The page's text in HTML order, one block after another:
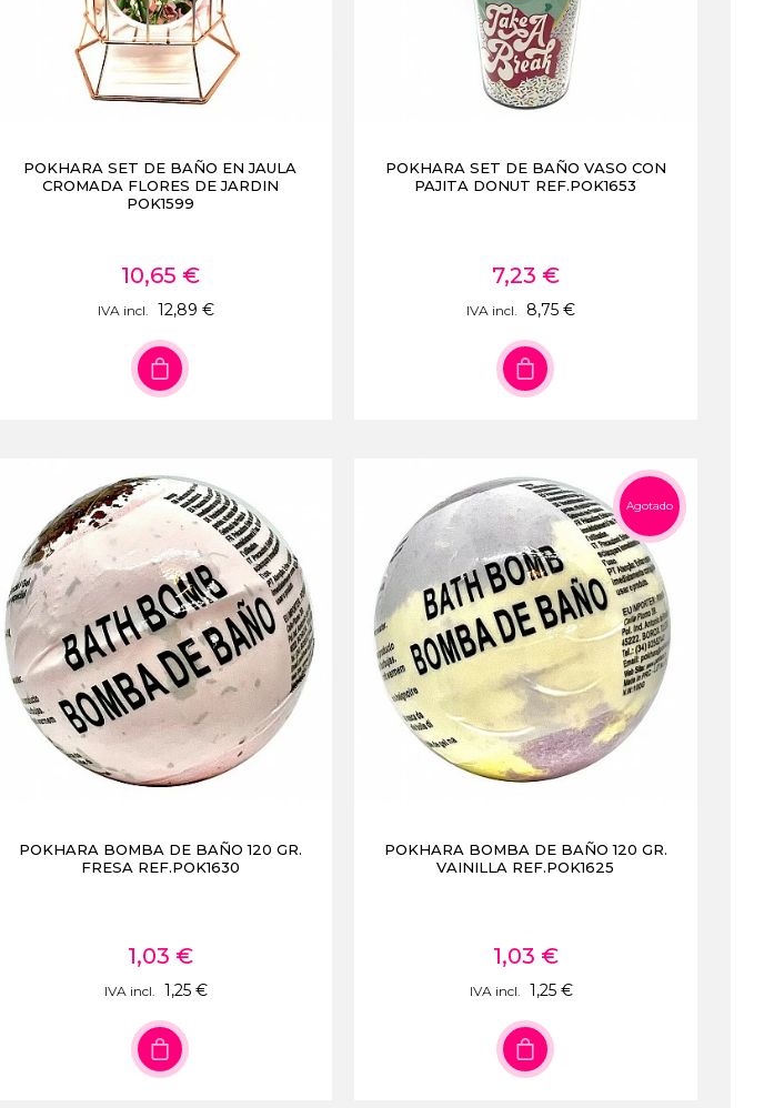
POKHARA SET DE BAÑO EN JAULA
CROMADA FLORES DE JARDIN
POK1599
10,65 €
IVA incl. 12,89 €
POKHARA SET DE BAÑO VASO CON
PAJITA DONUT REF.POK1653
7,23 €
IVA incl. 8,75 €
POKHARA BOMBA DE BAÑO 120 GR.
FRESA REF.POK1630
1,03 €
IVA incl. 1,25 €
POKHARA BOMBA DE BAÑO 120 GR.
VAINILLA REF.POK1625
1,03 €
IVA incl. 1,25 €
Agotado